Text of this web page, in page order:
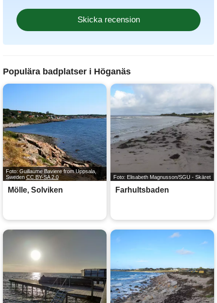
Populära badplatser i Höganäs
Foto: Guillaume Baviere from Uppsala,
SwedenCC BY-SA 2.0
Mölle, Solviken
Foto: Elisabeth Magnusson/SGU - Skäret
Farhultsbaden